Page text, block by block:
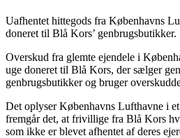
Uafhentet hittegods fra Københavns
doneret til Blå Kors’ genbrugsbutikker.
Overskud fra glemte ejendele i
uge doneret til Blå Kors, der sælger
genbrugsbutikker og bruger
Det oplyser Københavns Lufthavne i
fremgår det, at frivillige fra Blå Kors
som ikke er blevet afhentet af deres